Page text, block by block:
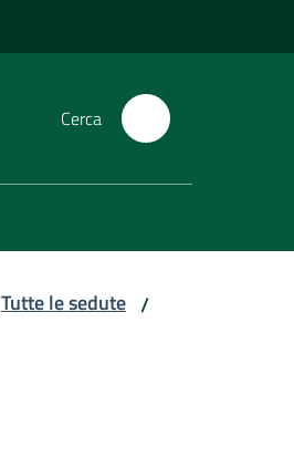
Cerca
Tutte le sedute /